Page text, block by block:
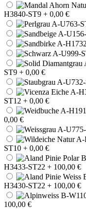
H3840-ST9 + 0,00 €
ST9 + 0,00 €
ST12 + 0,00 €
0,00 €
ST10 + 0,00 €
H3433-ST22 + 100,00 €
H3430-ST22 + 100,00 €
100,00 €